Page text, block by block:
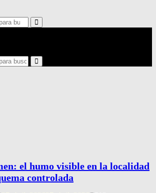
Search
Search
el humo visible en la localidad
controlada